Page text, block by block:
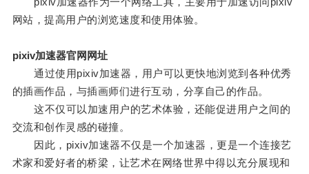
网站，提高用户的浏览速度和使用体验。
pixiv加速器官网网址
通过使用pixiv加速器，用户可以更快地浏览到各种优秀
的插画作品，与插画师们进行互动，分享自己的作品。
这不仅可以加速用户的艺术体验，还能促进用户之间的
交流和创作灵感的碰撞。
因此，pixiv加速器不仅是一个加速器，更是一个连接艺
术家和爱好者的桥梁，让艺术在网络世界中得以充分展现和